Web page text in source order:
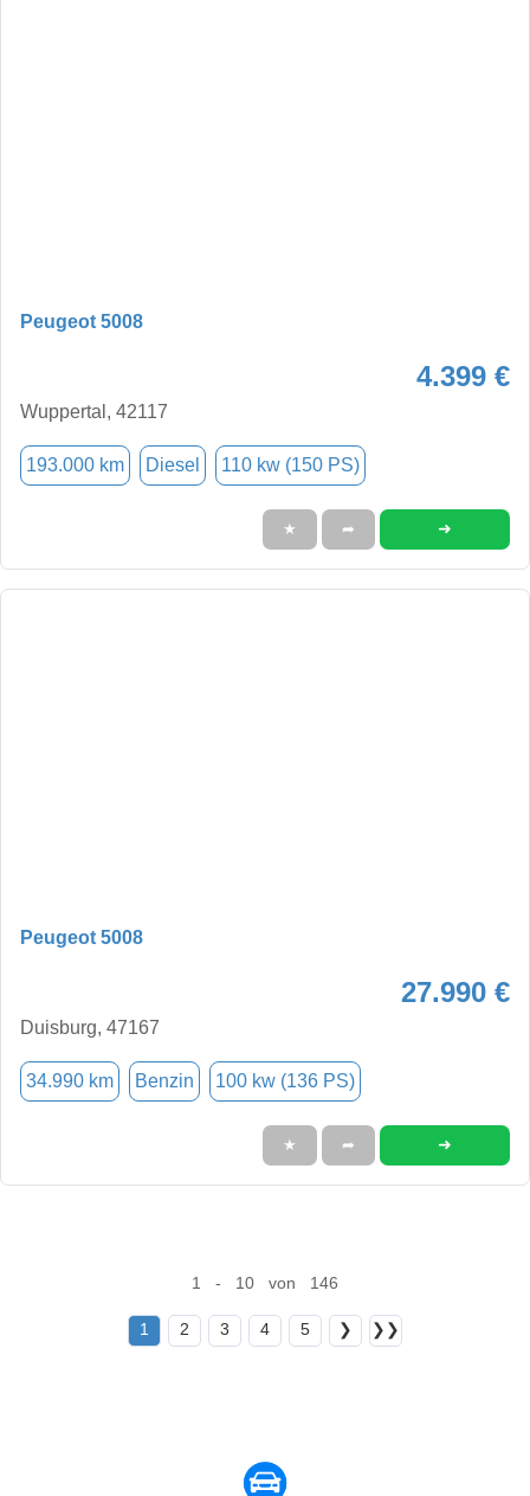
Peugeot 5008
4.399 €
Wuppertal, 42117
193.000 km Diesel 110 kw (150 PS)
★ ➦ ➜
Peugeot 5008
27.990 €
Duisburg, 47167
34.990 km Benzin 100 kw (136 PS)
★ ➦ ➜
1 - 10 von 146
1 2 3 4 5 ❯ ❯❯